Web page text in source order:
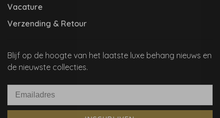
Vacature
Verzending & Retour
Blijf op de hoogte van het laatste luxe behang nieuws en
de nieuwste collecties.